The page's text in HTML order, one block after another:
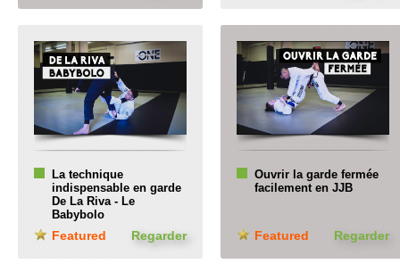
La technique
indispensable en garde
De La Riva - Le
Babybolo
Featured Regarder
Ouvrir la garde fermée
facilement en JJB
Featured Regarder